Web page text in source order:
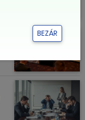
BEZÁR